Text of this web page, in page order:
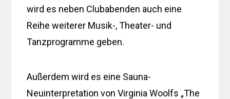
wird es neben Clubabenden auch eine
Reihe weiterer Musik-, Theater- und
Tanzprogramme geben.
Außerdem wird es eine Sauna-
Neuinterpretation von Virginia Woolfs „The